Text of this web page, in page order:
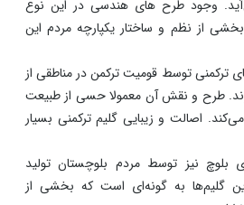
گلیم‌های بختیاری، بافته شدن با موی
گرمایشی بسیار مطلوب در آن خلق
شوشتر با طرح‌هایی از ترنج و لوزی
خمسه معمولا در خطه جنوب ایران تولید
نوع گلیم بخشی از نمادهای مردم
گلیم‌ها از دل مردم هرسین در استان